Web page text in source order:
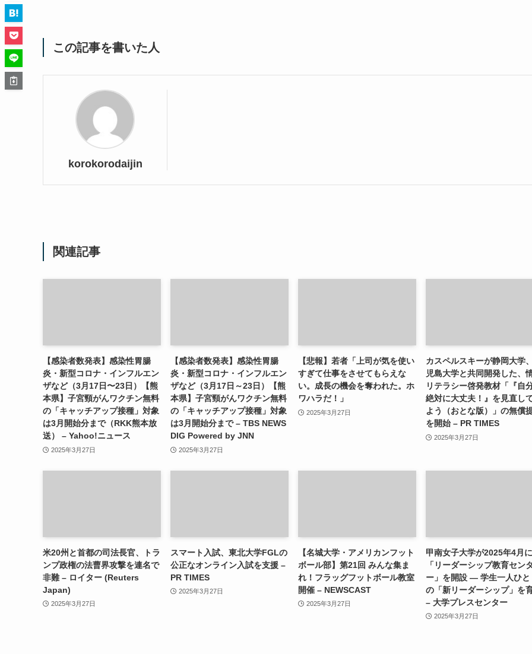
この記事を書いた人
korokorodaijin
関連記事
【感染者数発表】感染性胃腸
炎・新型コロナ・インフルエン
ザなど（3月17日〜23日）【熊
本県】子宮頸がんワクチン無料
の「キャッチアップ接種」対象
は3月開始分まで（RKK熊本放
送） – Yahoo!ニュース
2025年3月27日
【感染者数発表】感染性胃腸
炎・新型コロナ・インフルエン
ザなど（3月17日～23日）【熊
本県】子宮頸がんワクチン無料
の「キャッチアップ接種」対象
は3月開始分まで – TBS NEWS
DIG Powered by JNN
2025年3月27日
【悲報】若者「上司が気を使い
すぎて仕事をさせてもらえな
い。成長の機会を奪われた。ホ
ワハラだ！」
2025年3月27日
カスペルスキーが静岡大学
児島大学と共同開発した、
リテラシー啓発教材「『自
絶対に大丈夫！』を見直し
よう（おとな版）」の無償
を開始 – PR TIMES
2025年3月27日
米20州と首都の司法長官、トラ
ンプ政権の法曹界攻撃を連名で
非難 – ロイター (Reuters
Japan)
2025年3月27日
スマート入試、東北大学FGLの
公正なオンライン入試を支援 –
PR TIMES
2025年3月27日
【名城大学・アメリカンフット
ボール部】第21回 みんな集ま
れ！フラッグフットボール教室
開催 – NEWSCAST
2025年3月27日
甲南女子大学が2025年4月に
「リーダーシップ教育セン
ー」を開設 ― 学生一人ひと
の「新リーダーシップ」を
– 大学プレスセンター
2025年3月27日